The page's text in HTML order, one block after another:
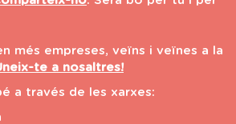
més empreses, veïns i veïnes a la
te a nosaltres!
a través de les xarxes: